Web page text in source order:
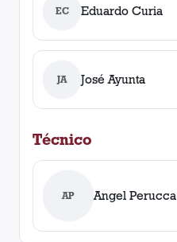
EC Eduardo Curia
JA José Ayunta
Técnico
AP Angel Perucca